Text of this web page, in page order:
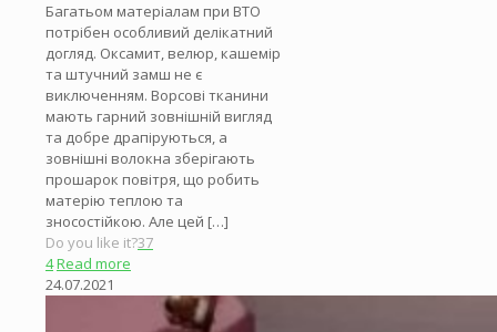
Багатьом матеріалам при ВТО
потрібен особливий делікатний
догляд. Оксамит, велюр, кашемір
та штучний замш не є
виключенням. Ворсові тканини
мають гарний зовнішній вигляд
та добре драпіруються, а
зовнішні волокна зберігають
прошарок повітря, що робить
матерію теплою та
зносостійкою. Але цей […]
Do you like it?37
4Read more
24.07.2021